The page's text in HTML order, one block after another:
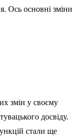
Ось основні зміни
змін у своєму
досвіду.
стали ще